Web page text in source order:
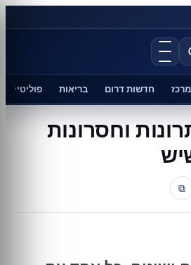
חדשות דרום בריאות פוליטיקה
וחסרונות
⧉